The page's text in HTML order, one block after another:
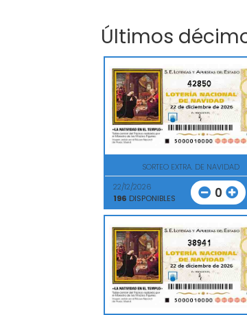
Últimos
42850
SORTEO EXTRA. DE NAVIDAD
22/12/2026
196 DISPONIBLES 0
38941